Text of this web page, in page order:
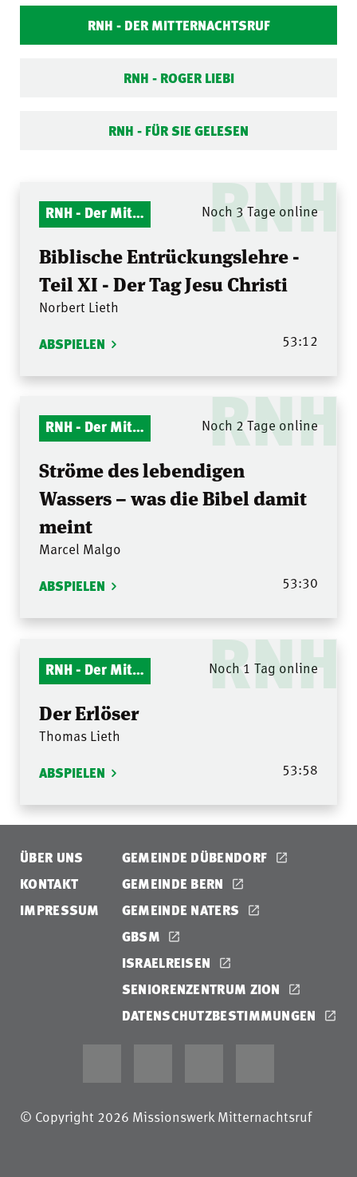
RNH - DER MITTERNACHTSRUF
RNH - ROGER LIEBI
RNH - FÜR SIE GELESEN
RNH
RNH - Der Mitternachtsruf Noch 3 Tage online
Biblische Entrückungslehre -
Teil XI - Der Tag Jesu Christi
Norbert Lieth
ABSPIELEN 53:12
RNH
RNH - Der Mitternachtsruf Noch 2 Tage online
Ströme des lebendigen
Wassers – was die Bibel damit
meint
Marcel Malgo
ABSPIELEN 53:30
RNH
RNH - Der Mitternachtsruf Noch 1 Tag online
Der Erlöser
Thomas Lieth
ABSPIELEN 53:58
ÜBER UNS
KONTAKT
IMPRESSUM
GEMEINDE DÜBENDORF
GEMEINDE BERN
GEMEINDE NATERS
GBSM
ISRAELREISEN
SENIORENZENTRUM ZION
DATENSCHUTZBESTIMMUNGEN
© Copyright 2026 Missionswerk Mitternachtsruf